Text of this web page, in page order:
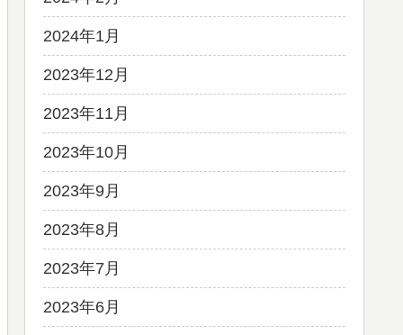
2024年1月
2023年12月
2023年11月
2023年10月
2023年9月
2023年8月
2023年7月
2023年6月